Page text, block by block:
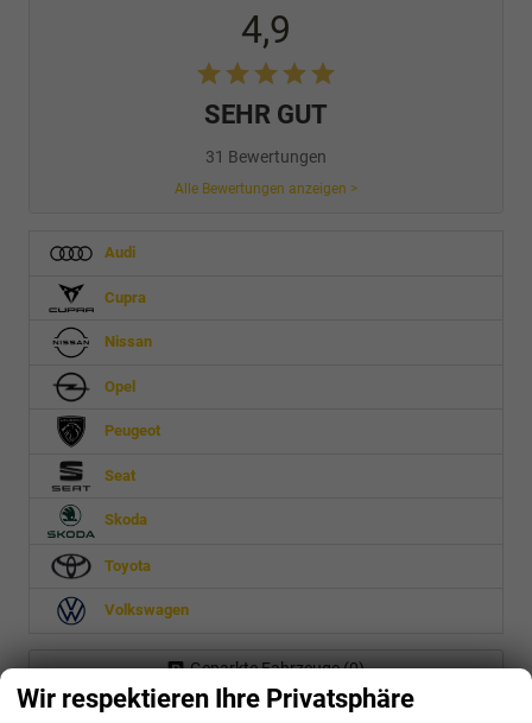
4,9
SEHR GUT
31 Bewertungen
Alle Bewertungen anzeigen >
Audi
Cupra
Nissan
Opel
Peugeot
Seat
Skoda
Toyota
Volkswagen
Geparkte Fahrzeuge (0)
Wir respektieren Ihre Privatsphäre